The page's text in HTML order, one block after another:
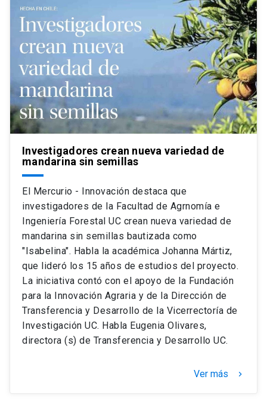
Investigadores crean nueva variedad de
mandarina sin semillas
El Mercurio - Innovación destaca que
investigadores de la Facultad de Agrnomía e
Ingeniería Forestal UC crean nueva variedad de
mandarina sin semillas bautizada como
"Isabelina". Habla la académica Johanna Mártiz,
que lideró los 15 años de estudios del proyecto.
La iniciativa contó con el apoyo de la Fundación
para la Innovación Agraria y de la Dirección de
Transferencia y Desarrollo de la Vicerrectoría de
Investigación UC. Habla Eugenia Olivares,
directora (s) de Transferencia y Desarrollo UC.
Ver más keyboard_arrow_right